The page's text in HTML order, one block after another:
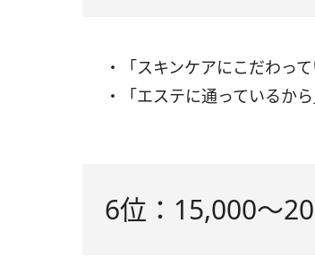
・「スキンケアにこだわっ
・「エステに通っているから
6位：15,000〜